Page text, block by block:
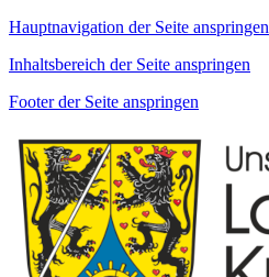
Hauptnavigation der Seite anspringen
Inhaltsbereich der Seite anspringen
Footer der Seite anspringen